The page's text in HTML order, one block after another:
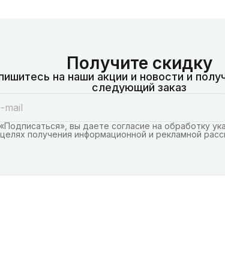
Получите скидку
на наши акции и новости и
следующий заказ
вы даете согласие на обработку
получения информационной и рекламной